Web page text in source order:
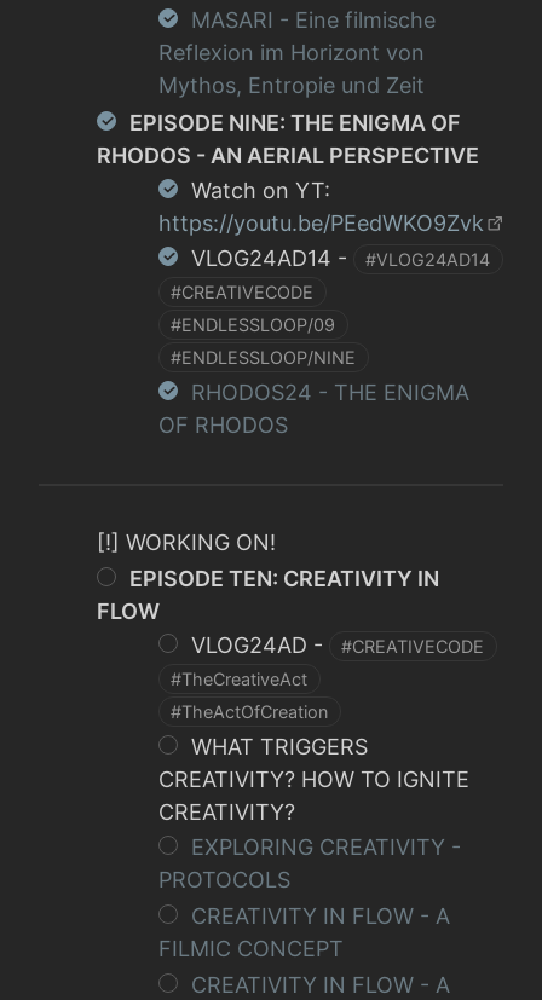
MASARI - Eine filmische
Reflexion im Horizont von
Mythos, Entropie und Zeit
EPISODE NINE: THE ENIGMA OF
RHODOS - AN AERIAL PERSPECTIVE
Watch on YT:
https://youtu.be/PEedWKO9Zvk
VLOG24AD14 -
#VLOG24AD14
#CREATIVECODE
#ENDLESSLOOP/09
#ENDLESSLOOP/NINE
RHODOS24 - THE ENIGMA
OF RHODOS
[!] WORKING ON!
EPISODE TEN: CREATIVITY IN
FLOW
VLOG24AD -
#CREATIVECODE
#TheCreativeAct
#TheActOfCreation
WHAT TRIGGERS
CREATIVITY? HOW TO IGNITE
CREATIVITY?
EXPLORING CREATIVITY -
PROTOCOLS
CREATIVITY IN FLOW - A
FILMIC CONCEPT
CREATIVITY IN FLOW - A